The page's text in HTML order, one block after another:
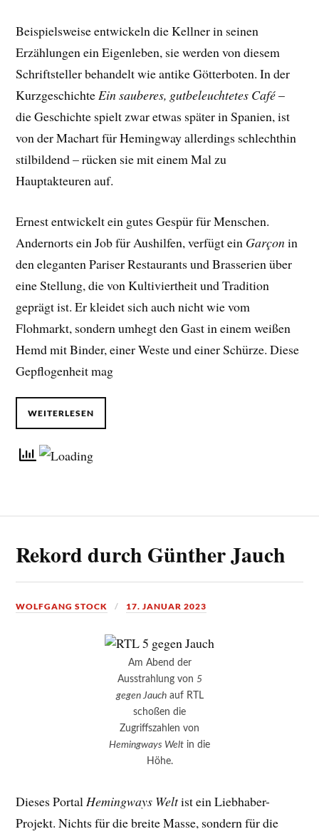
Beispielsweise entwickeln die Kellner in seinen
Erzählungen ein Eigenleben, sie werden von diesem
Schriftsteller behandelt wie antike Götterboten. In der
KurzgeschichteEin sauberes, gutbeleuchtetes Café–
die Geschichte spielt zwar etwas später in Spanien, ist
von der Machart für Hemingway allerdings schlechthin
stilbildend – rücken sie mit einem Mal zu
Hauptakteuren auf.
Ernest entwickelt ein gutes Gespür für Menschen.
Andernorts ein Job für Aushilfen, verfügt ein Garçonin
den eleganten Pariser Restaurants und Brasserien über
eine Stellung, die von Kultiviertheit und Tradition
geprägt ist. Er kleidet sich auch nicht wie vom
Flohmarkt, sondern umhegt den Gast in einem weißen
Hemd mit Binder, einer Weste und einer Schürze. Diese
Gepflogenheit mag
WEITERLESEN
Rekord durch Günther Jauch
WOLFGANG STOCK 17. JANUAR 2023
Am Abend der
Ausstrahlung von 5
gegen Jauchauf RTL
schoßen die
Zugriffszahlen von
Hemingways Welt in die
Höhe.
Dieses PortalHemingways Weltist ein Liebhaber-
Projekt. Nichts für die breite Masse, sondern für die